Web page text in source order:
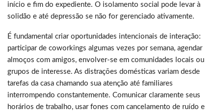
início e fim do expediente. O isolamento social pode levar à
solidão e até depressão se não for gerenciado ativamente.
É fundamental criar oportunidades intencionais de interação:
participar de coworkings algumas vezes por semana, agendar
almoços com amigos, envolver-se em comunidades locais ou
grupos de interesse. As distrações domésticas variam desde
tarefas da casa chamando sua atenção até familiares
interrompendo constantemente. Comunicar claramente seus
horários de trabalho, usar fones com cancelamento de ruído e